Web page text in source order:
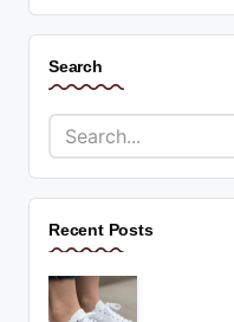
Search
Recent Posts